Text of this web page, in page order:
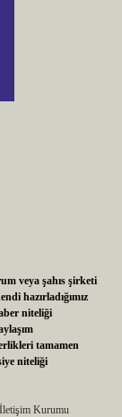
veya şahıs şirketi
hazırladığımız
niteliği
tamamen
niteliği
Kurumu